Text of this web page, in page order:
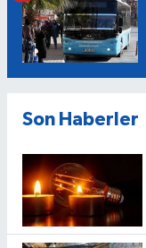
Son Haberler